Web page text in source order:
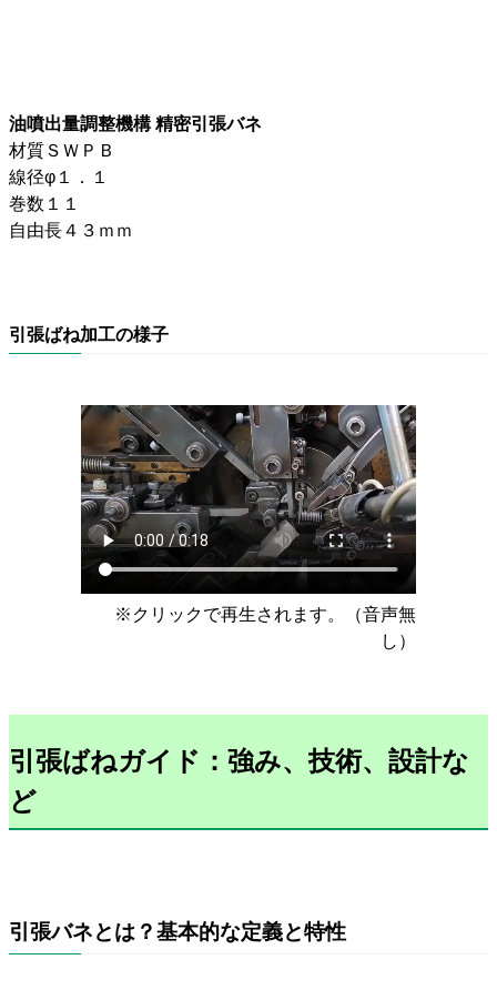
油噴出量調整機構 精密引張バネ
材質ＳＷＰＢ
線径φ１．１
巻数１１
自由長４３ｍｍ
引張ばね加工の様子
※クリックで再生されます。（音声無
し）
引張ばねガイド：強み、技術、設計な
ど
引張バネとは？基本的な定義と特性